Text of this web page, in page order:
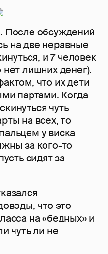
После обсуждений
на две неравные
и 7 человек
нет лишних денег).
что их дети
партами. Когда
чуть
на всех, то
у виска
за кого-то
сидят за
что это
на «бедных» и
чуть ли не